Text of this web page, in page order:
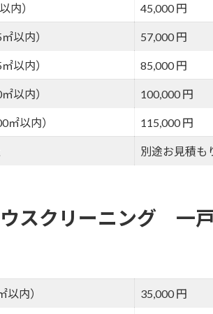
内） 45,000 円
以内） 57,000 円
以内） 85,000 円
以内） 100,000 円
㎡以内） 115,000 円
別途お見積も
スクリーニング 一
以内） 35,000 円